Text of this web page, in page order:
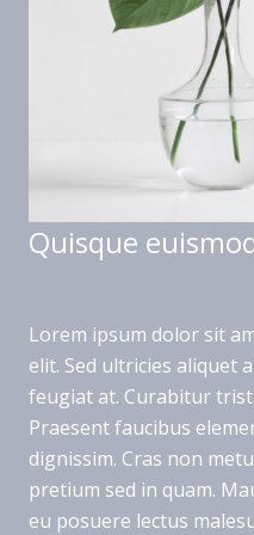
Quisque
Lorem ipsum dolor sit
elit. Sed ultricies aliquet
feugiat at. Curabitur
Praesent faucibus
dignissim. Cras non
pretium sed in quam.
eu posuere lectus